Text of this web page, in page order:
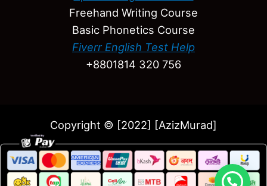
Freehand Writing Course
Basic Phonetics Course
Fiverr English Test Help
+8801814 320 756
Copyright © [2022] [AzizMurad]